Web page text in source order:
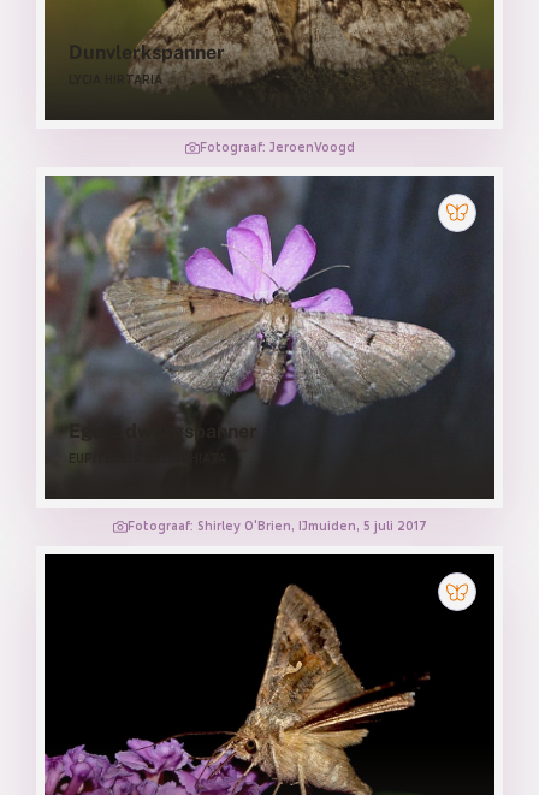
Dunvlerkspanner
LYCIA HIRTARIA
Fotograaf: JeroenVoogd
Egale dwergspanner
EUPITHECIA ABSINTHIATA
Fotograaf: Shirley O'Brien, IJmuiden, 5 juli 2017